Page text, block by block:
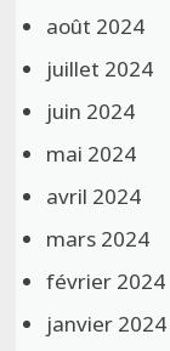
août 2024
juillet 2024
juin 2024
mai 2024
avril 2024
mars 2024
février 2024
janvier 2024